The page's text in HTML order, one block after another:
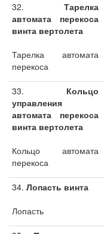
32. Тарелка
автомата перекоса
винта вертолета
Тарелка автомата
перекоса
33. Кольцо
управления
автомата перекоса
винта вертолета
Кольцо автомата
перекоса
34. Лопасть винта
Лопасть